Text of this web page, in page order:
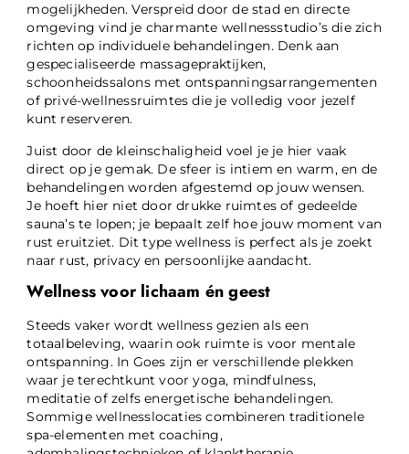
mogelijkheden. Verspreid door de stad en directe
omgeving vind je charmante wellnessstudio’s die zich
richten op individuele behandelingen. Denk aan
gespecialiseerde massagepraktijken,
schoonheidssalons met ontspanningsarrangementen
of privé-wellnessruimtes die je volledig voor jezelf
kunt reserveren.
Juist door de kleinschaligheid voel je je hier vaak
direct op je gemak. De sfeer is intiem en warm, en de
behandelingen worden afgestemd op jouw wensen.
Je hoeft hier niet door drukke ruimtes of gedeelde
sauna’s te lopen; je bepaalt zelf hoe jouw moment van
rust eruitziet. Dit type wellness is perfect als je zoekt
naar rust, privacy en persoonlijke aandacht.
Wellness voor lichaam én geest
Steeds vaker wordt wellness gezien als een
totaalbeleving, waarin ook ruimte is voor mentale
ontspanning. In Goes zijn er verschillende plekken
waar je terechtkunt voor yoga, mindfulness,
meditatie of zelfs energetische behandelingen.
Sommige wellnesslocaties combineren traditionele
spa-elementen met coaching,